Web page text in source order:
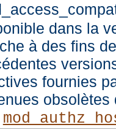
dans la
à des fins
fournies